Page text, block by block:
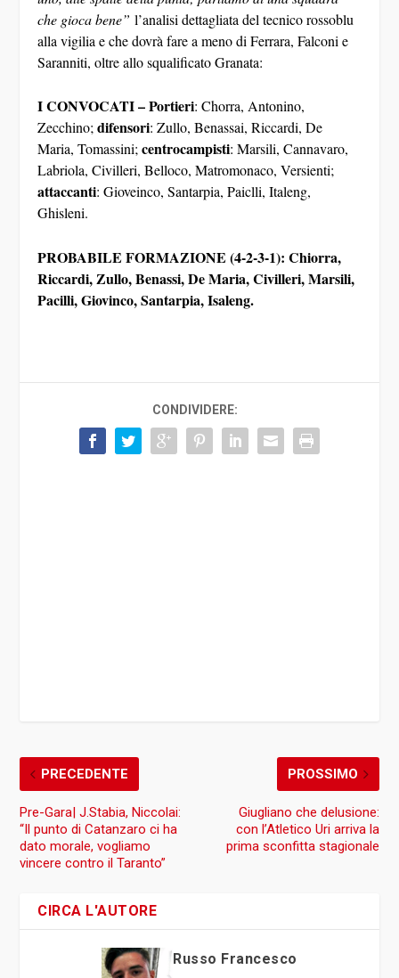
che gioca bene”l’analisi dettagliata del tecnico rossoblu
alla vigilia e che dovrà fare a meno di Ferrara, Falconi e
Saranniti, oltre allo squalificato Granata:
I CONVOCATI –Portieri: Chorra, Antonino,
Zecchino;difensori: Zullo, Benassai, Riccardi, De
Maria, Tomassini;centrocampisti: Marsili, Cannavaro,
Labriola, Civilleri, Belloco, Matromonaco, Versienti;
attaccanti: Gioveinco, Santarpia, Paiclli, Italeng,
Ghisleni.
PROBABILE FORMAZIONE (4-2-3-1): Chiorra,
Riccardi, Zullo, Benassi, De Maria, Civilleri, Marsili,
Pacilli, Giovinco, Santarpia, Isaleng.
CONDIVIDERE:
PRECEDENTE
Pre-Gara| J.Stabia, Niccolai:
“Il punto di Catanzaro ci ha
dato morale, vogliamo
vincere contro il Taranto”
PROSSIMO
Giugliano che delusione:
con l’Atletico Uri arriva la
prima sconfitta stagionale
CIRCA L'AUTORE
Russo Francesco